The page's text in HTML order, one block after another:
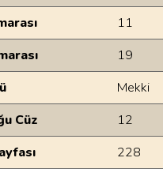
11
19
Mekki
Cüz
12
228